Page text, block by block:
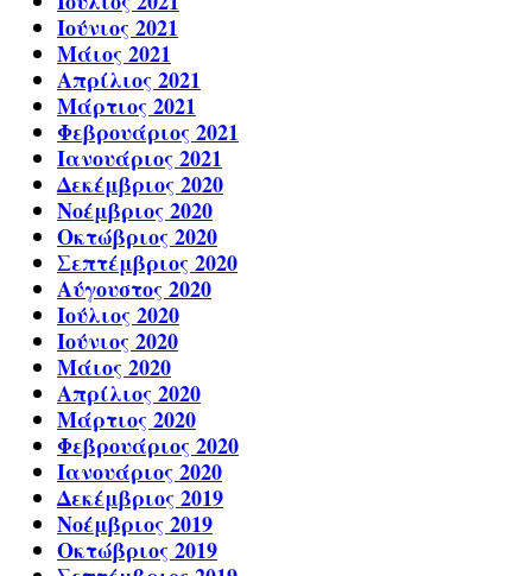
Ιούνιος 2021
Μάιος 2021
Απρίλιος 2021
Μάρτιος 2021
Φεβρουάριος 2021
Ιανουάριος 2021
Δεκέμβριος 2020
Νοέμβριος 2020
Οκτώβριος 2020
Σεπτέμβριος 2020
Αύγουστος 2020
Ιούλιος 2020
Ιούνιος 2020
Μάιος 2020
Απρίλιος 2020
Μάρτιος 2020
Φεβρουάριος 2020
Ιανουάριος 2020
Δεκέμβριος 2019
Νοέμβριος 2019
Οκτώβριος 2019